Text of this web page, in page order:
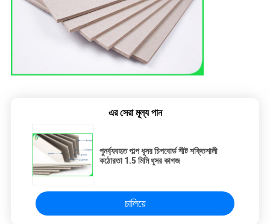
এর সেরা মূল্য পান
পুনর্ব্যবহৃত পাল্প ধূসর চিপবোর্ড শীট শক্তিশালী
কঠোরতা 1.5 মিমি ধূসর কাগজ
চালিয়ে